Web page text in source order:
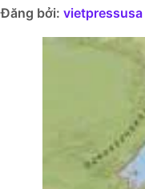
Đăng bởi: vietpressusa